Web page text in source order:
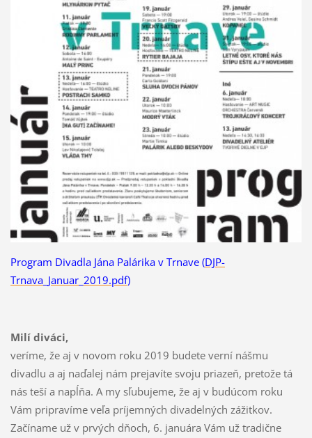
Program Divadla Jána Palárika v Trnave (DJP-
Trnava_Januar_2019.pdf)
Milí diváci,
veríme, že aj v novom roku 2019 budete verní nášmu
divadlu a aj naďalej nám prejavíte svoju priazeň, pretože tá
nás teší a napĺňa. A my sľubujeme, že aj v budúcom roku
Vám pripravíme veľa príjemných divadelných zážitkov.
Začíname už v prvých dňoch, 6. januára Vám už tradične